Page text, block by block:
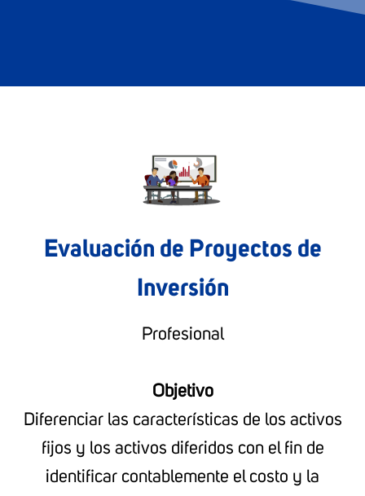
Evaluación de Proyectos de
Inversión
Profesional
Objetivo
Diferenciar las características de los activos
fijos y los activos diferidos con el fin de
identificar contablemente el costo y la